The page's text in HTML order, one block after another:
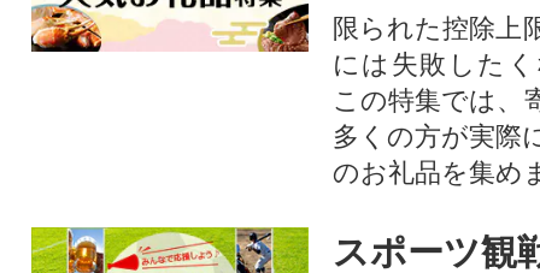
限られた控除上
には失敗した
この特集では、
多くの方が実際
のお礼品を集め
スポーツ観